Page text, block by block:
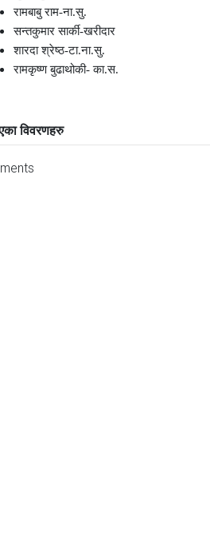
रामबाबु राम-ना.सु.
सन्तकुमार सार्की-खरीदार
शारदा श्रेष्ठ-टा.ना.सु.
रामकृष्ण बुढाथोकी- का.स.
विवरणहरु